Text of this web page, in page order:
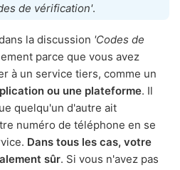
de vérification'.
la discussion 'Codes de
parce que vous avez
à un service tiers, comme un
ou une plateforme. Il
quelqu'un d'autre ait
numéro de téléphone en se
Dans tous les cas, votre
sûr. Si vous n'avez pas